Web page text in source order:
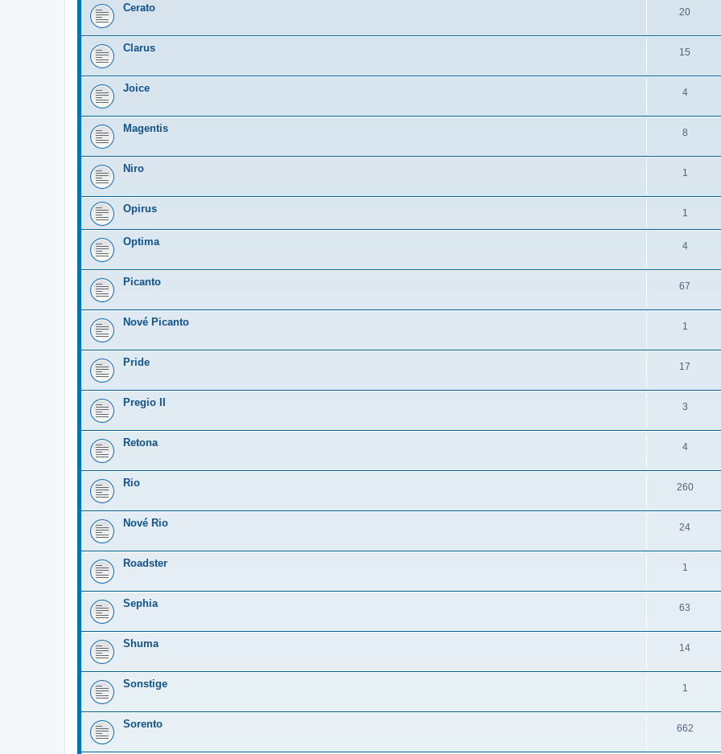
Cerato 20
Clarus 15
Joice 4
Magentis 8
Niro 1
Opirus 1
Optima 4
Picanto 67
Nové Picanto 1
Pride 17
Pregio II 3
Retona 4
Rio 260
Nové Rio 24
Roadster 1
Sephia 63
Shuma 14
Sonstige 1
Sorento 662